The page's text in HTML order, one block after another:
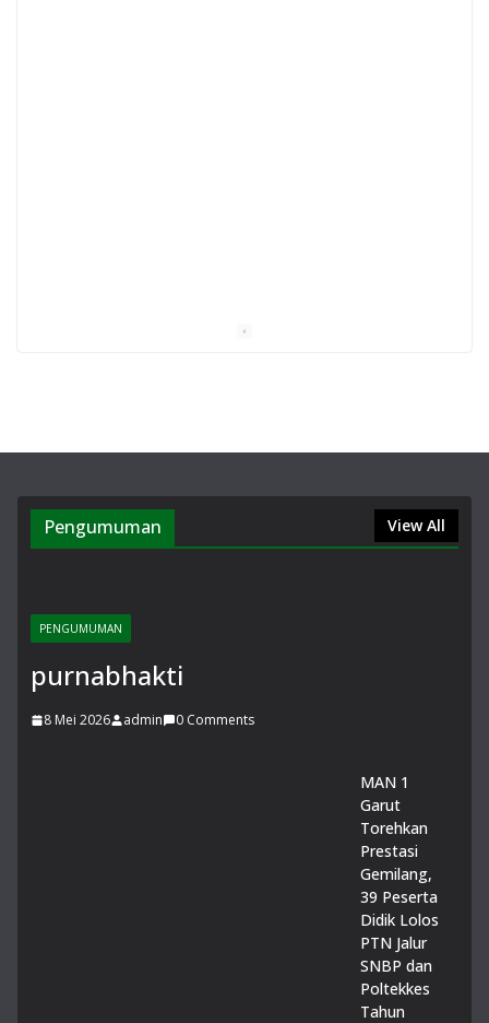
Pengumuman View All
PENGUMUMAN
purnabhakti
8 Mei 2026 admin 0 Comments
MAN 1
Garut
Torehkan
Prestasi
Gemilang,
39 Peserta
Didik Lolos
PTN Jalur
SNBP dan
Poltekkes
Tahun